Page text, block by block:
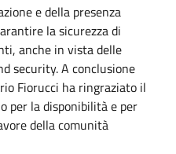
e della presenza
la sicurezza di
anche in vista delle
security. A conclusione
Fiorucci ha ringraziato il
per la disponibilità e per
della comunità